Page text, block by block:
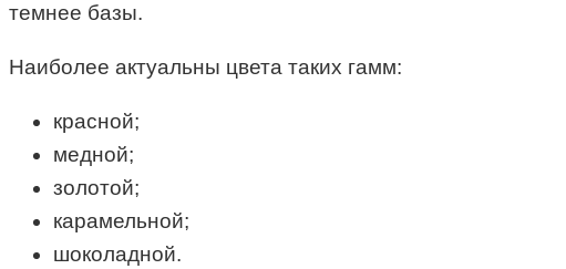
темнее базы.
Наиболее актуальны цвета таких гамм:
красной;
медной;
золотой;
карамельной;
шоколадной.